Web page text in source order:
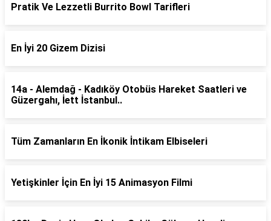
Pratik Ve Lezzetli Burrito Bowl Tarifleri
En İyi 20 Gizem Dizisi
14a - Alemdağ - Kadıköy Otobüs Hareket Saatleri ve
Güzergahı, İett İstanbul..
Tüm Zamanların En İkonik İntikam Elbiseleri
Yetişkinler İçin En İyi 15 Animasyon Filmi